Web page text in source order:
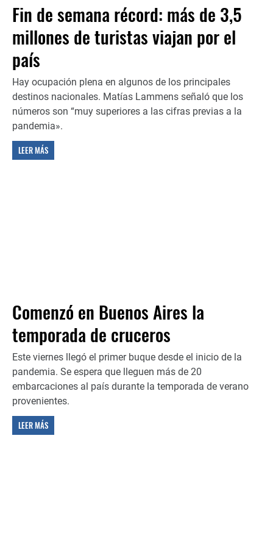
Fin de semana récord: más de 3,5
millones de turistas viajan por el
país
Hay ocupación plena en algunos de los principales
destinos nacionales. Matías Lammens señaló que los
números son “muy superiores a las cifras previas a la
pandemia».
LEER MÁS
Comenzó en Buenos Aires la
temporada de cruceros
Este viernes llegó el primer buque desde el inicio de la
pandemia. Se espera que lleguen más de 20
embarcaciones al país durante la temporada de verano
provenientes.
LEER MÁS